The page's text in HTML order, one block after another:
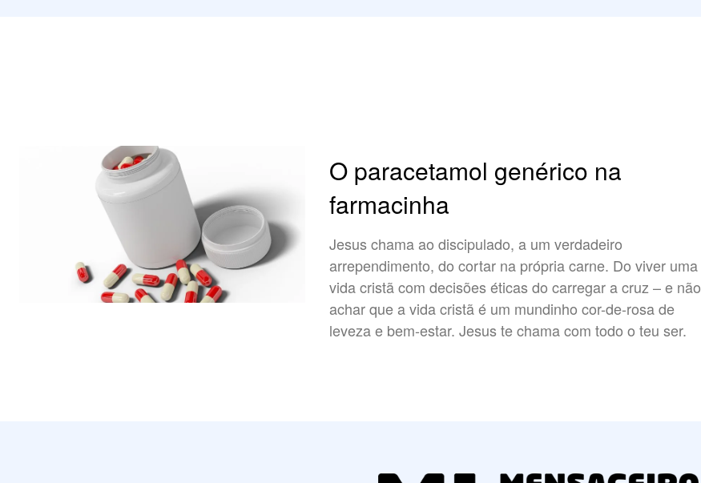
O paracetamol genérico na
farmacinha
Jesus chama ao discipulado, a um verdadeiro
arrependimento, do cortar na própria carne. Do viver uma
vida cristã com decisões éticas do carregar a cruz – e não
achar que a vida cristã é um mundinho cor-de-rosa de
leveza e bem-estar. Jesus te chama com todo o teu ser.